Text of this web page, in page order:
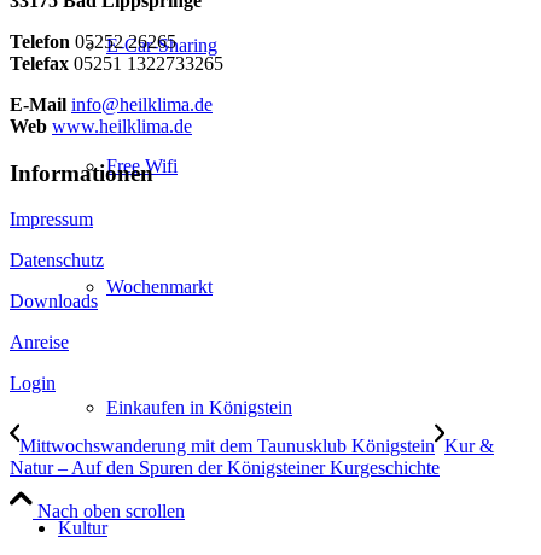
E-Car-Sharing
Free Wifi
Wochenmarkt
Einkaufen in Königstein
Kultur
Telefon 05252 26265
Telefax 05251 1322733265
E-Mail info@heilklima.de
Web www.heilklima.de
Informationen
Impressum
Datenschutz
Downloads
Anreise
Login
Mittwochswanderung mit dem Taunusklub Königstein Kur &
Natur – Auf den Spuren der Königsteiner Kurgeschichte
Nach oben scrollen